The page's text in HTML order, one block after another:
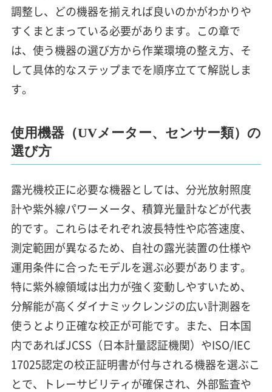
調整し、どの機器を揃えれば良いのかがわかりや
すくまとまっている必要があります。この章で
は、使う機器の選び方から作業環境の整え方、そ
して具体的なステップまでを順序立てて解説しま
す。
使用機器（UVメーター、センサー類）の
選び方
露光機校正に必要な機器としては、分光放射照度
計や紫外線パワーメータ、積算光量計などが代表
的です。これらはそれぞれ波長特性や応答速度、
測定範囲が異なるため、自社の露光装置の仕様や
運用条件に合ったモデルを選ぶ必要があります。
特に紫外線領域は出力が強く変動しやすいため、
分解能が高くダイナミックレンジの広い計測器を
使うとより正確な校正が可能です。また、日本国
内であればJCSS（日本計量認証機関）やISO/IEC
17025認定の校正証明書が付与される機器を選ぶこ
とで、トレーサビリティが確保され、外部監査や